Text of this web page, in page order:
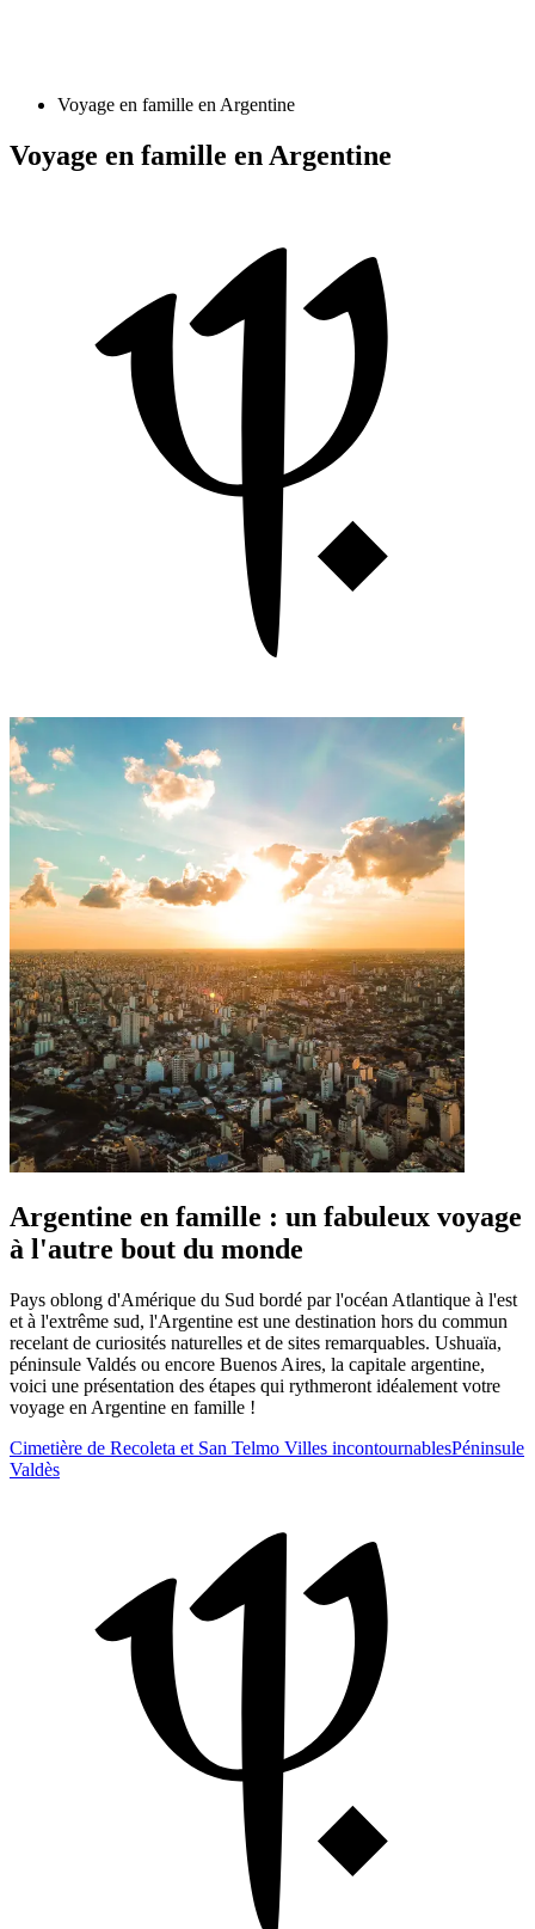
Voyage en famille en Argentine
Voyage en famille en Argentine
Argentine en famille : un fabuleux voyage
à l'autre bout du monde
Pays oblong d'Amérique du Sud bordé par l'océan Atlantique à l'est
et à l'extrême sud, l'Argentine est une destination hors du commun
recelant de curiosités naturelles et de sites remarquables. Ushuaïa,
péninsule Valdés ou encore Buenos Aires, la capitale argentine,
voici une présentation des étapes qui rythmeront idéalement votre
voyage en Argentine en famille !
Cimetière de Recoleta et San Telmo Villes incontournablesPéninsule
Valdès